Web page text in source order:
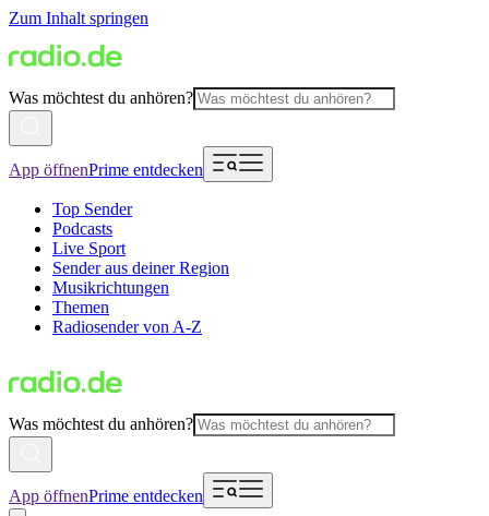
Zum Inhalt springen
Was möchtest du anhören?
App öffnenPrime entdecken
Top Sender
Podcasts
Live Sport
Sender aus deiner Region
Musikrichtungen
Themen
Radiosender von A-Z
Was möchtest du anhören?
App öffnenPrime entdecken